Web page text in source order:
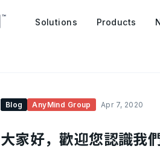
Solutions Products
Blog AnyMind Group Apr 7, 2020
大家好，歡迎您認識我